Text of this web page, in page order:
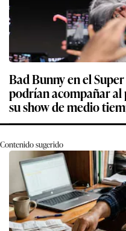
Bad Bunny en el
podrían acompañar
su show de medio
Contenido sugerido